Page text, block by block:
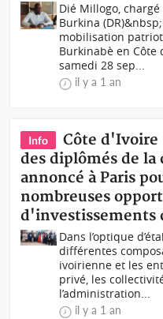
Dié Millogo, chargé
Burkina
mobilisation
Burkinabè en Côte
samedi 28 sep...
il y a 1 an
Info
Côte
des diplômés de
annoncé à Paris
nombreuses
d'investissements
Dans l’optique
différentes
ivoirienne et les
privé, les
l’administration...
il y a 1 an